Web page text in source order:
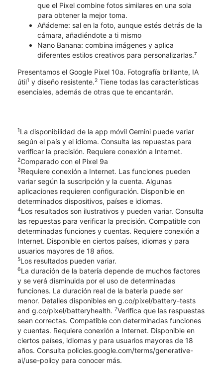
que el Pixel combine fotos similares en una sola
para obtener la mejor toma.
Añádeme: sal en la foto, aunque estés detrás de la
cámara, añadiéndote a ti mismo
Nano Banana: combina imágenes y aplica
diferentes estilos creativos para personalizarlas.⁷
Presentamos el Google Pixel 10a. Fotografía brillante, IA
útil1 y diseño resistente.2 Tiene todas las características
esenciales, además de otras que te encantarán.
1La disponibilidad de la app móvil Gemini puede variar
según el país y el idioma. Consulta las repuestas para
verificar la precisión. Requiere conexión a Internet.
2Comparado con el Pixel 9a
3Requiere conexión a Internet. Las funciones pueden
variar según la suscripción y la cuenta. Algunas
aplicaciones requieren configuración. Disponible en
determinados dispositivos, países e idiomas.
4Los resultados son ilustrativos y pueden variar. Consulta
las repuestas para verificar la precisión. Compatible con
determinadas funciones y cuentas. Requiere conexión a
Internet. Disponible en ciertos países, idiomas y para
usuarios mayores de 18 años.
5Los resultados pueden variar.
6La duración de la batería depende de muchos factores
y se verá disminuida por el uso de determinadas
funciones. La duración real de la batería puede ser
menor. Detalles disponibles en g.co/pixel/battery-tests
and g.co/pixel/batteryhealth. 7Verifica que las respuestas
sean correctas. Compatible con determinadas funciones
y cuentas. Requiere conexión a Internet. Disponible en
ciertos países, idiomas y para usuarios mayores de 18
años. Consulta policies.google.com/terms/generative-
ai/use-policy para conocer más.